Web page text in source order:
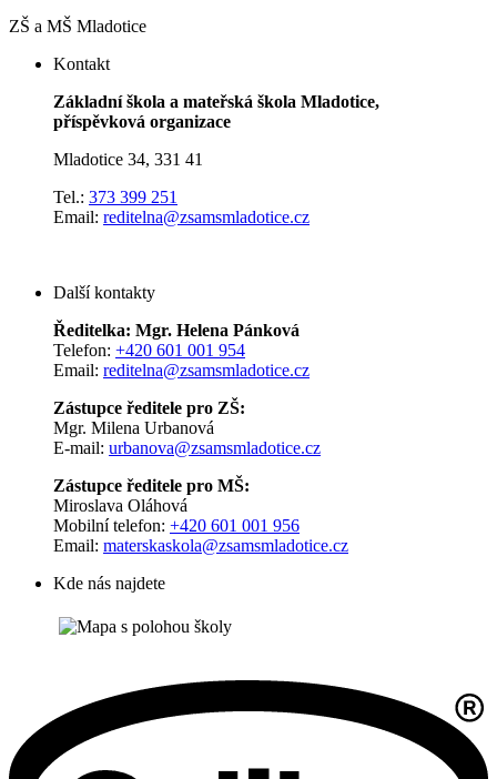
ZŠ a MŠ Mladotice
Kontakt
Základní škola a mateřská škola Mladotice,
příspěvková organizace
Mladotice 34, 331 41
Tel.: 373 399 251
Email: reditelna@zsamsmladotice.cz
Další kontakty
Ředitelka: Mgr. Helena Pánková
Telefon: +420 601 001 954
Email: reditelna@zsamsmladotice.cz
Zástupce ředitele pro ZŠ:
Mgr. Milena Urbanová
E-mail: urbanova@zsamsmladotice.cz
Zástupce ředitele pro MŠ:
Miroslava Oláhová
Mobilní telefon: +420 601 001 956
Email: materskaskola@zsamsmladotice.cz
Kde nás najdete